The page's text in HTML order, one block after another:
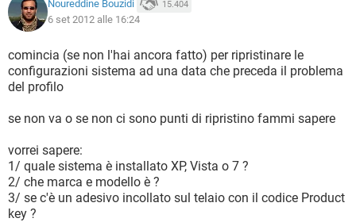
Noureddine Bouzidi 15.404
6 set 2012 alle 16:24
comincia (se non l'hai ancora fatto) per ripristinare le
configurazioni sistema ad una data che preceda il problema
del profilo
se non va o se non ci sono punti di ripristino fammi sapere
vorrei sapere:
1/ quale sistema è installato XP, Vista o 7 ?
2/ che marca e modello è ?
3/ se c'è un adesivo incollato sul telaio con il codice Product
key ?